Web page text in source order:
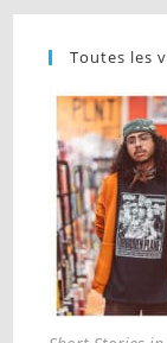
Toutes les